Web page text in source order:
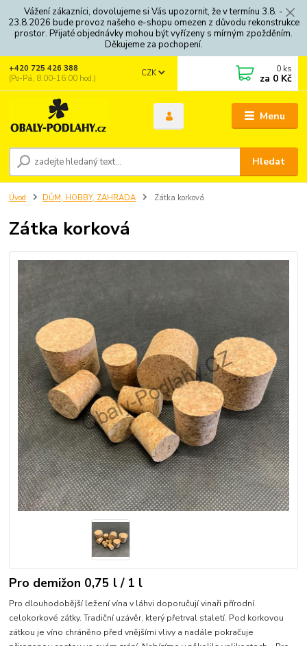
Vážení zákazníci, dovolujeme si Vás upozornit, že v termínu 3.8. -
23.8.2026 bude provoz našeho e-shopu omezen z důvodu rekonstrukce
prostor. Přijaté objednávky mohou být vyřízeny s mírným zpožděním.
Děkujeme za pochopení.
Menu
CZK
Hledat
+420 725 426 388
(Po-Pá, 8:00-16:00 hod.)
0 ks
za 0 Kč
Úvod DŮM, HOBBY, ZAHRADA Zátka korková
Zátka korková
Pro demižon 0,75 l / 1 l
Pro dlouhodobější ležení vína v láhvi doporučují vinaři přírodní
celokorkové zátky. Tradiční uzávěr, který přetrval staletí. Pod korkovou
zátkou je víno chráněno před vnějšími vlivy a nadále pokračuje